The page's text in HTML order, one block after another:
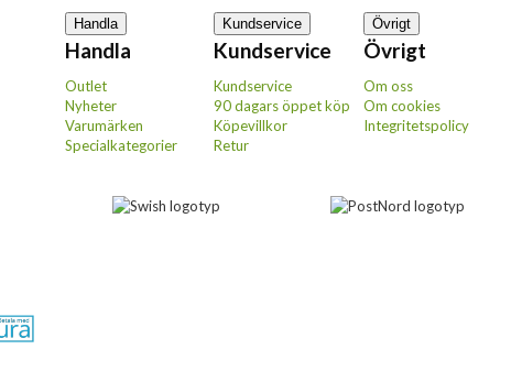
Handla
Handla
Outlet
Nyheter
Varumärken
Specialkategorier
Kundservice
Kundservice
Kundservice
90 dagars öppet köp
Köpevillkor
Retur
Övrigt
Övrigt
Om oss
Om cookies
Integritetspolicy